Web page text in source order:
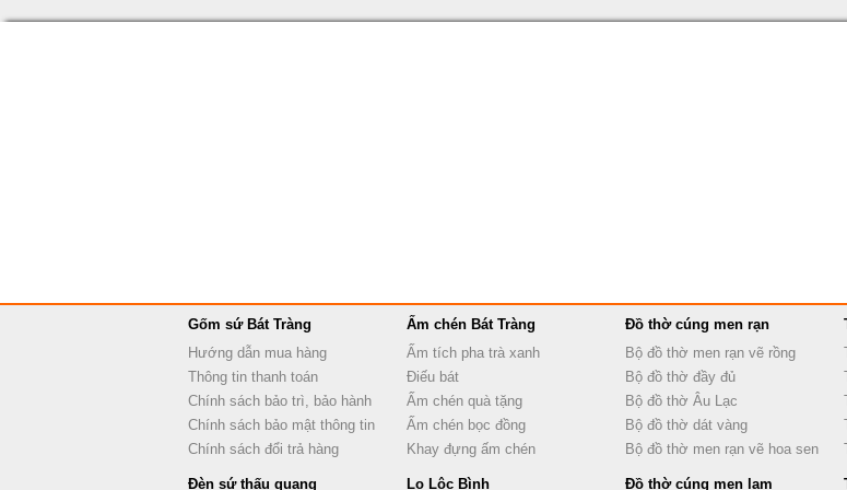
Gốm sứ Bát Tràng
Hướng dẫn mua hàng
Thông tin thanh toán
Chính sách bảo trì, bảo hành
Chính sách bảo mật thông tin
Chính sách đổi trả hàng
Ấm chén Bát Tràng
Ấm tích pha trà xanh
Điếu bát
Ấm chén quà tặng
Ấm chén bọc đồng
Khay đựng ấm chén
Đồ thờ cúng men rạn
Bộ đồ thờ men rạn vẽ rồng
Bộ đồ thờ đầy đủ
Bộ đồ thờ Âu Lạc
Bộ đồ thờ dát vàng
Bộ đồ thờ men rạn vẽ hoa sen
Đèn sứ thấu quang Lọ Lộc Bình Đồ thờ cúng men lam